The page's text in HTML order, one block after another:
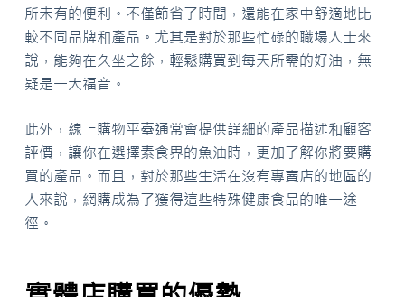
所未有的便利。不僅節省了時間，還能在家中舒適地比
較不同品牌和產品。尤其是對於那些忙碌的職場人士來
說，能夠在久坐之餘，輕鬆購買到每天所需的好油，無
疑是一大福音。
此外，線上購物平臺通常會提供詳細的產品描述和顧客
評價，讓你在選擇素食界的魚油時，更加了解你將要購
買的產品。而且，對於那些生活在沒有專賣店的地區的
人來說，網購成為了獲得這些特殊健康食品的唯一途
徑。